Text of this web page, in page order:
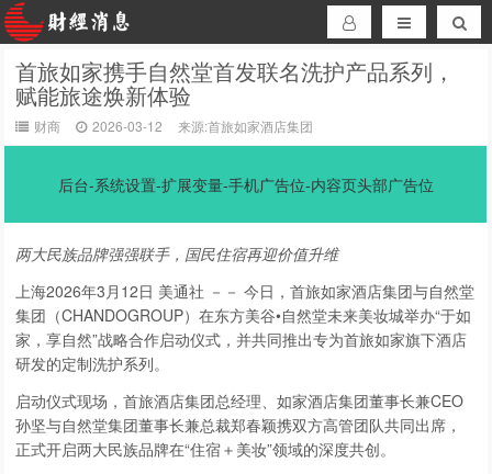
首旅如家携手自然堂首发联名洗护产品系列，
赋能旅途焕新体验
财商 2026-03-12 来源:首旅如家酒店集团
后台-系统设置-扩展变量-手机广告位-内容页头部广告位
两大民族品牌强强联手，国民住宿再迎价值升维
上海2026年3月12日 美通社 －－ 今日，首旅如家酒店集团与自然堂
集团（CHANDOGROUP）在东方美谷•自然堂未来美妆城举办“于如
家，享自然”战略合作启动仪式，并共同推出专为首旅如家旗下酒店
研发的定制洗护系列。
启动仪式现场，首旅酒店集团总经理、如家酒店集团董事长兼CEO
孙坚与自然堂集团董事长兼总裁郑春颖携双方高管团队共同出席，
正式开启两大民族品牌在“住宿＋美妆”领域的深度共创。